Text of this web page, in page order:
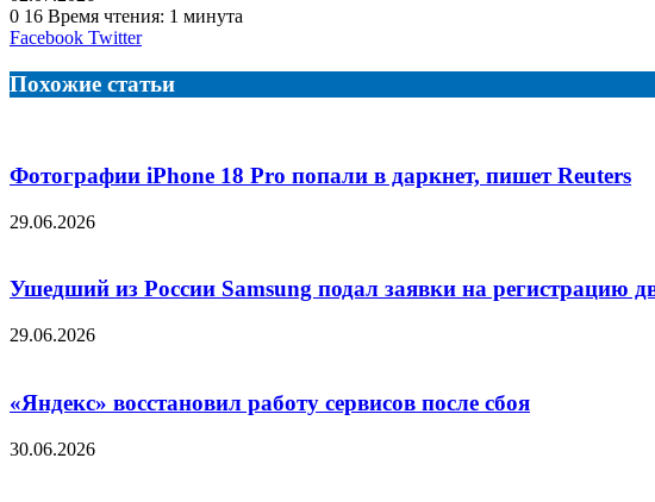
0 16 Время чтения: 1 минута
Facebook TwitterLinkedIn
Tumblr
Reddit
Вконтакте
Одноклассники
Skype
Messenger
Messenger
WhatsApp
Telegram
Viber
Line
Поделиться
электронную
почту
Похожие статьи
Фотографии iPhone 18 Pro попали в даркнет, пишет Reuters
29.06.2026
Ушедший из России Samsung подал заявки на регистрацию
29.06.2026
«Яндекс» восстановил работу сервисов после сбоя
30.06.2026